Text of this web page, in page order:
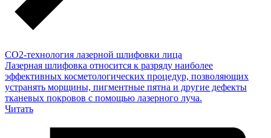
СО2-технология лазерной шлифовки лица
Лазерная шлифовка относится к разряду наиболее
эффективных косметологических процедур, позволяющих
устранять морщины, пигментные пятна и другие дефекты
тканевых покровов с помощью лазерного луча.
Читать